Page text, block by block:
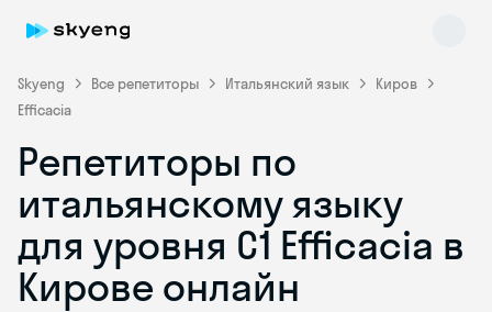
Skyeng Все репетиторы Итальянский язык
Киров
Efficacia
Репетиторы по
итальянскому языку
для уровня C1 Efficacia в
Кирове онлайн
Skyeng Chat
online